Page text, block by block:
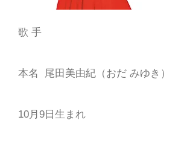
歌 手
本名 尾田美由紀（おだ みゆき）
10月9日生まれ